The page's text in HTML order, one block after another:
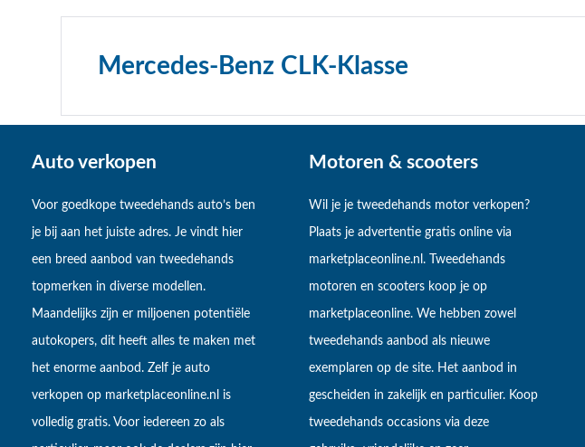
Mercedes-Benz CLK-Klasse
Auto verkopen
Voor goedkope tweedehands auto’s ben
je bij aan het juiste adres. Je vindt hier
een breed aanbod van tweedehands
topmerken in diverse modellen.
Maandelijks zijn er miljoenen potentiële
autokopers, dit heeft alles te maken met
het enorme aanbod. Zelf je auto
verkopen op marketplaceonline.nl is
volledig gratis. Voor iedereen zo als
Motoren & scooters
Wil je je tweedehands motor verkopen?
Plaats je advertentie gratis online via
marketplaceonline.nl. Tweedehands
motoren en scooters koop je op
marketplaceonline. We hebben zowel
tweedehands aanbod als nieuwe
exemplaren op de site. Het aanbod in
gescheiden in zakelijk en particulier. Koop
tweedehands occasions via deze